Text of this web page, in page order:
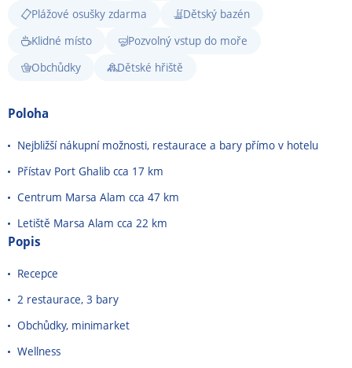
Plážové osušky zdarma
Dětský bazén
Klidné místo
Pozvolný vstup do moře
Obchůdky
Dětské hřiště
Poloha
Nejbližší nákupní možnosti, restaurace a bary přímo v hotelu
Přístav Port Ghalib cca 17 km
Centrum Marsa Alam cca 47 km
Letiště Marsa Alam cca 22 km
Popis
Recepce
2 restaurace, 3 bary
Obchůdky, minimarket
Wellness